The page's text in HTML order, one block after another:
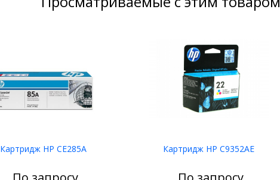
Картридж HP CE285A Картридж HP C9352AE